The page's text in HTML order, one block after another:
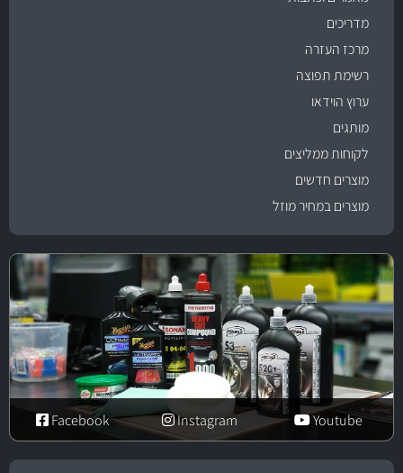
מדריכים
מרכז העזרה
רשימת תפוצה
ערוץ הוידאו
מותגים
לקוחות ממליצים
מוצרים חדשים
מוצרים במחיר מוזל
Youtube
Instagram
Facebook